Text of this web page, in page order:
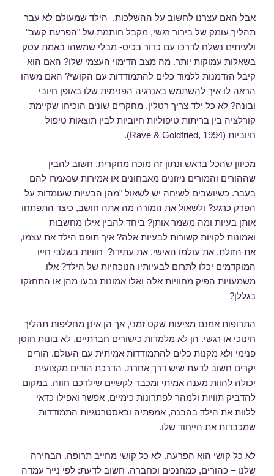
אבל האם עצרנו לחשוב על ההשלכות. הילד שמעולם לא עבר
תהליך עומק של בירור רגשי, מקבל חותמת של "הפרעת קשב"
ולעיתים נשלח לדרכו עם כדור בכיס- מבלי שמשהו באמת עסק
בשאלות עמוקות יותר. מה מצב הדימוי העצמי שלו? האם הוא
קיבל הזדמנות ללמוד כלים להתמודדות עם הקושי? האם משהו
הראה לו איך להשתמש באנרגיה הפנימית שלו באופן חיובי
ובונה? לא כל ילד צריך רטלין. מחקרים שונים הוכיחו שקיימת
קורלציה בין בריתות טיפוליות חיוביות לבין תוצאות טיפול
חיוביות (Rave & Goldfried, 1994).
מכיוון שהכל בראש ונתון זה מוכח מחקרית, חשוב להבין
שההורים והמורים ניזונים מאבחונים או אמירות שנאמרו להם
בעבר. כשיושבים לשיחה יש לשאול "מהן הבעיות שעומדות על
הפרק כרגע? ולשאול את המורה מה אתה חושב, כיצד התפתחו
אותן בעיות ומה משמר אותן? ביחד להבין אילו מחשבות
ואמונות לקויות קשורות לבעיות אלה? איך תופס הילד את עצמו,
את הזולת, את עולמו האישי, את עתידו? חוויות בשלבי חייו
המוקדמים יכלו לתרום לבעיותיו הנוכחיות של הילד? אלו
משמעויות הפיק מחוויות אלה ואלו אמונות נבעו מהן או התחזקו
בגללן?
התרופות אמנם מציעות שקט זמני, אך הן אינן מחליפות תהליך
חינוכי או רגשי. הן לא מלמדות כישורים חברתיים, לא בונות חוסן
פנימי ולא מקנות כלים להתמודדות אמיתית עם העולם. הורים
יקרים חשוב לדעת שיש דרך אחרת. הדרכת הורים מקצועית
יכולה להוות מענה אמיתי ומכבד לקשיים שילדכם חווה. במקום
להדביק תוויות ולמהר לפתרונות כימיים, אפשר ואפילו כדאי
ללוות את הילד בהבנה, אמפתיה ובאסטרטגיות התמודדות
שמכבדות את הייחוד שלו.
לא כל קושי הוא הפרעה. לא כל קושי מחייב תרופה. הבחירה
שלנו – כהורים, כמחנכים וכחברה. חשוב לדעת: לפי נייר עמדה